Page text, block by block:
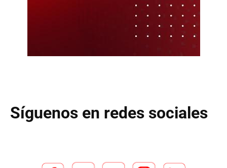
Síguenos en redes sociales